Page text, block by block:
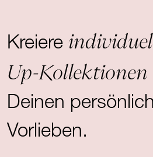
Kreiere
Up-Kollektionen
Deinen
Vorlieben.